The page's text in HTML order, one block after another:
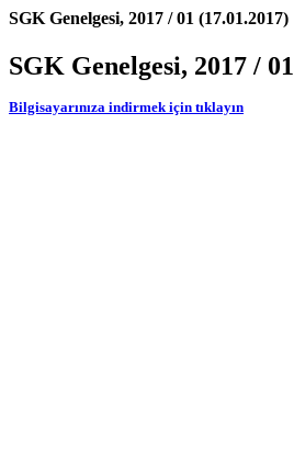
SGK Genelgesi, 2017 / 01 (17.01.2017)
SGK Genelgesi, 2017 / 01
Bilgisayarınıza indirmek için tıklayın